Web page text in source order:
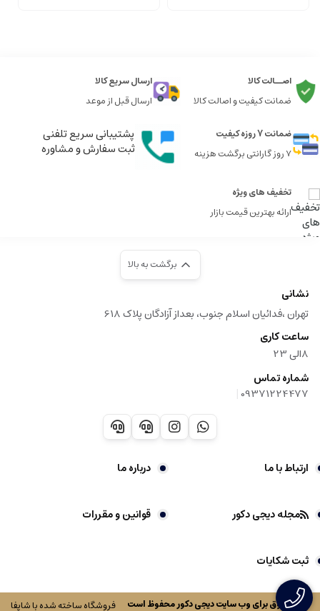
اصــالت کالا
ضمانت کیفیت و اصالت کالا
ارسال سریع کالا
ارسال قبل از موعد
ضمانت 7 روزه کیفیت
7 روز گارانتی برگشت هزینه
پشتیبانی سریع تلفنی
ثبت سفارش و مشاوره
تخفیف های ویژه
ارائه بهترین قیمت بازار
برگشت به بالا
نشانی
تهران ،فدائیان اسلام جنوب، بعداز آزادگان پلاک 618
ساعت کاری
8الی 23
شماره تماس
09371224477
|
ارتباط با ما درباره ما
مجله دیجی دکور قوانین و مقررات
ثبت شکایات
کلیه حقوق برای وب سایتدیجی دکورمحفوظ است فروشگاه ساخته شده با شاپفا